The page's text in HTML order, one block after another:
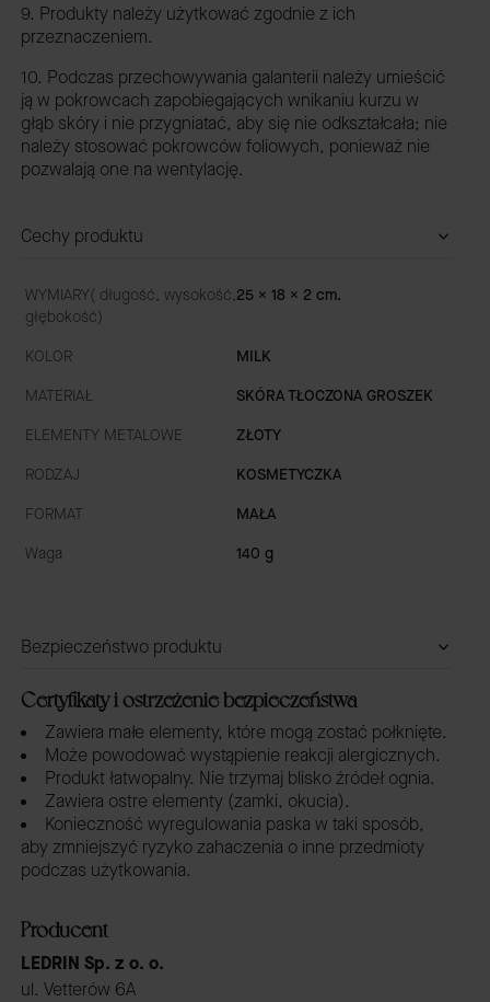
9. Produkty należy użytkować zgodnie z ich
przeznaczeniem.
10. Podczas przechowywania galanterii należy umieścić
ją w pokrowcach zapobiegających wnikaniu kurzu w
głąb skóry i nie przygniatać, aby się nie odkształcała; nie
należy stosować pokrowców foliowych, ponieważ nie
pozwalają one na wentylację.
Cechy produktu
WYMIARY( długość, wysokość,
głębokość)
25 x 18 x 2 cm.
KOLOR
MILK
MATERIAŁ
SKÓRA TŁOCZONA GROSZEK
ELEMENTY METALOWE
ZŁOTY
RODZAJ
KOSMETYCZKA
FORMAT
MAŁA
Waga
140 g
Bezpieczeństwo produktu
Certyfikaty i ostrzeżenie bezpieczeństwa
Zawiera małe elementy, które mogą zostać połknięte.
Może powodować wystąpienie reakcji alergicznych.
Produkt łatwopalny. Nie trzymaj blisko źródeł ognia.
Zawiera ostre elementy (zamki, okucia).
Konieczność wyregulowania paska w taki sposób,
aby zmniejszyć ryzyko zahaczenia o inne przedmioty
podczas użytkowania.
Producent
LEDRIN Sp. z o. o.
ul. Vetterów 6A